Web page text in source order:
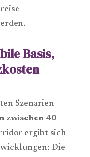
Basis,
Szenarien
zwischen 40
ergibt sich
Die